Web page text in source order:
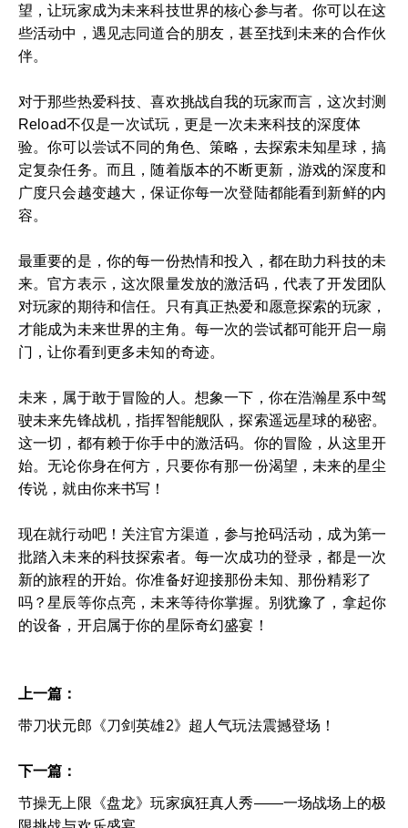
望，让玩家成为未来科技世界的核心参与者。你可以在这
些活动中，遇见志同道合的朋友，甚至找到未来的合作伙
伴。
对于那些热爱科技、喜欢挑战自我的玩家而言，这次封测
Reload不仅是一次试玩，更是一次未来科技的深度体
验。你可以尝试不同的角色、策略，去探索未知星球，搞
定复杂任务。而且，随着版本的不断更新，游戏的深度和
广度只会越变越大，保证你每一次登陆都能看到新鲜的内
容。
最重要的是，你的每一份热情和投入，都在助力科技的未
来。官方表示，这次限量发放的激活码，代表了开发团队
对玩家的期待和信任。只有真正热爱和愿意探索的玩家，
才能成为未来世界的主角。每一次的尝试都可能开启一扇
门，让你看到更多未知的奇迹。
未来，属于敢于冒险的人。想象一下，你在浩瀚星系中驾
驶未来先锋战机，指挥智能舰队，探索遥远星球的秘密。
这一切，都有赖于你手中的激活码。你的冒险，从这里开
始。无论你身在何方，只要你有那一份渴望，未来的星尘
传说，就由你来书写！
现在就行动吧！关注官方渠道，参与抢码活动，成为第一
批踏入未来的科技探索者。每一次成功的登录，都是一次
新的旅程的开始。你准备好迎接那份未知、那份精彩了
吗？星辰等你点亮，未来等待你掌握。别犹豫了，拿起你
的设备，开启属于你的星际奇幻盛宴！
上一篇：
带刀状元郎《刀剑英雄2》超人气玩法震撼登场！
下一篇：
节操无上限《盘龙》玩家疯狂真人秀——一场战场上的极